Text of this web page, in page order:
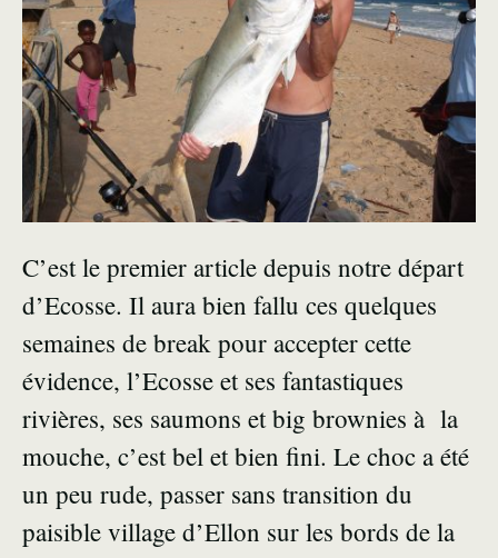
C’est le premier article depuis notre départ
d’Ecosse. Il aura bien fallu ces quelques
semaines de break pour accepter cette
évidence, l’Ecosse et ses fantastiques
rivières, ses saumons et big brownies à la
mouche, c’est bel et bien fini. Le choc a été
un peu rude, passer sans transition du
paisible village d’Ellon sur les bords de la